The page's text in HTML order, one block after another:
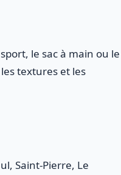
le sac à main ou le
textures et les
Saint-Pierre, Le